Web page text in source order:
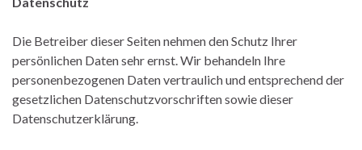
Die Betreiber dieser Seiten nehmen den Schutz Ihrer
persönlichen Daten sehr ernst. Wir behandeln Ihre
personenbezogenen Daten vertraulich und entsprechend der
gesetzlichen Datenschutzvorschriften sowie dieser
Datenschutzerklärung.